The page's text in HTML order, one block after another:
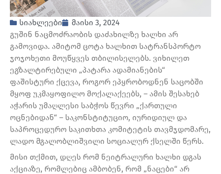
სიახლეები
მაისი 3, 2024
გუშინ ნაცმოძრაობის დაძახილზე ხალხი არ
გამოვიდა. ამიტომ ცოტა ხალხით სატრანსპორტო
ჯოჯოხეთი მოუწყვეს თბილისელებს. ვიხილეთ
ეგზალტირებული „პატარა ადამიანების“
ფაშისტური ქცევა, როგორ ეპყრობოდნენ საცობში
მყოფ უკმაყოფილო მოქალაქეებს, – ამის შესახებ
აჭარის უმაღლესი საბჭოს წევრი „ქართული
ოცნებიდან“ – საკონსტიტუციო, იურიდიულ და
საპროცედურო საკითხთა კომიტეტის თავმჯდომარე,
ლადო მგალობლიშვილი სოციალურ ქსელში წერს.
მისი თქმით, დღეს რომ ნეიტრალური ხალხი დგას
აქციაზე, რომლებიც ამბობენ, რომ „ნაცები“ არ